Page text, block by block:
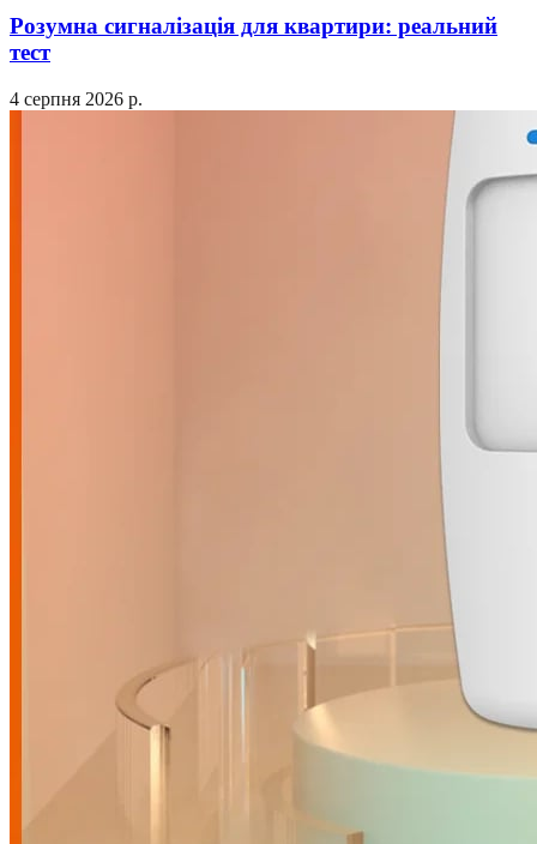
Розумна сигналізація для квартири: реальний
тест
4 серпня 2026 р.